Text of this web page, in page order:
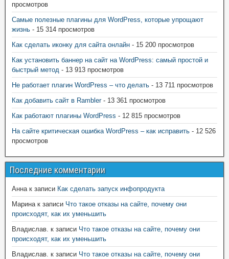
просмотров
Самые полезные плагины для WordPress, которые упрощают
жизнь - 15 314 просмотров
Как сделать иконку для сайта онлайн - 15 200 просмотров
Как установить баннер на сайт на WordPress: самый простой и
быстрый метод - 13 913 просмотров
Не работает плагин WordPress – что делать - 13 711 просмотров
Как добавить сайт в Rambler- 13 361 просмотров
Как работают плагины WordPress - 12 815 просмотров
На сайте критическая ошибка WordPress – как исправить - 12 526
просмотров
Последние комментарии
Аннак записи Как сделать запуск инфопродукта
Маринак записи Что такое отказы на сайте, почему они
происходят, как их уменьшить
Владислав. к записи Что такое отказы на сайте, почему они
происходят, как их уменьшить
Владислав. к записи Что такое отказы на сайте, почему они